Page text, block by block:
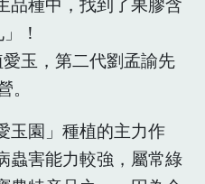
！
玉，第二代劉孟諭先
玉園」種植的主力作
蟲害能力較強，屬常綠